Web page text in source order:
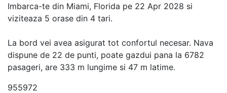
Imbarca-te din Miami, Florida pe 22 Apr 2028 si
viziteaza 5 orase din 4 tari.
La bord vei avea asigurat tot confortul necesar. Nava
dispune de 22 de punti, poate gazdui pana la 6782
pasageri, are 333 m lungime si 47 m latime.
955972